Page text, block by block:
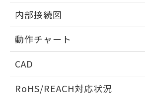
外形図
内部接続図
内部接続図
動作チャート
動作チャート
CAD
ドすることができます。
RoHS/REACH対応状況
をご了承ください。
※当社の共同利用者とは、
の共同利用に関して"
の
用者の範囲」に記載されて
EU RoHS指令（10物質）の非含
51物質の非含有証明書（当社基
るもので、過去に遡って非含有
ものではありません。
物質の対応では、対応完了まで
荷製品に未対応品が混在するこ
欄に対応日を記載しておりまし